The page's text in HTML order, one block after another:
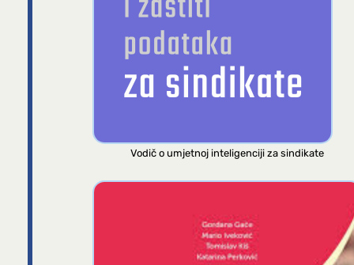
Vodič o umjetnoj inteligenciji za sindikate